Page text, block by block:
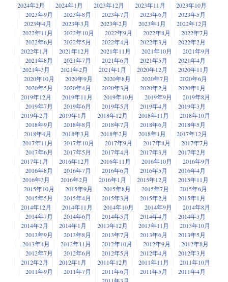
2024年2月 2024年1月 2023年12月 2023年11月
2023年10月
2023年9月
2023年8月 2023年7月 2023年6月
2023年5月
2023年4月
2023年3月 2023年2月 2023年1月
2022年12月
2022年11月
2022年10月 2022年9月 2022年8月
2022年7月
2022年6月
2022年5月 2022年4月 2022年3月
2022年2月
2022年1月
2021年12月 2021年11月 2021年10月
2021年9月
2021年8月
2021年7月 2021年6月 2021年5月
2021年4月
2021年3月
2021年2月 2021年1月 2020年12月
2020年11月
2020年10月
2020年9月 2020年8月 2020年7月
2020年6月
2020年5月
2020年4月 2020年3月 2020年2月
2020年1月
2019年12月
2019年11月 2019年10月 2019年9月
2019年8月
2019年7月
2019年6月 2019年5月 2019年4月
2019年3月
2019年2月
2019年1月 2018年12月 2018年11月
2018年10月
2018年9月
2018年8月 2018年7月 2018年6月
2018年5月
2018年4月
2018年3月 2018年2月 2018年1月
2017年12月
2017年11月
2017年10月 2017年9月 2017年8月
2017年7月
2017年6月
2017年5月 2017年4月 2017年3月
2017年2月
2017年1月
2016年12月 2016年11月 2016年10月
2016年9月
2016年8月
2016年7月 2016年6月 2016年5月
2016年4月
2016年3月
2016年2月 2016年1月 2015年12月
2015年11月
2015年10月
2015年9月 2015年8月 2015年7月
2015年6月
2015年5月
2015年4月 2015年3月 2015年2月
2015年1月
2014年12月
2014年11月 2014年10月 2014年9月
2014年8月
2014年7月
2014年6月 2014年5月 2014年4月
2014年3月
2014年2月
2014年1月 2013年12月 2013年11月
2013年10月
2013年9月
2013年8月 2013年7月 2013年6月
2013年5月
2013年4月
2012年11月 2012年10月 2012年9月
2012年8月
2012年7月
2012年6月 2012年5月 2012年4月
2012年3月
2012年2月
2012年1月 2011年12月 2011年11月
2011年10月
2011年9月
2011年7月 2011年6月 2011年5月
2011年4月
2011年3月